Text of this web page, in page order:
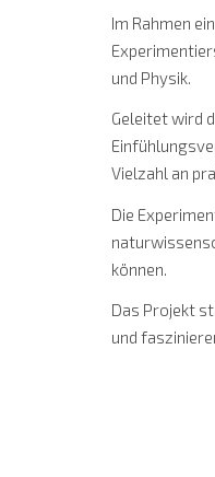
Im Rahmen
und Physik.
Geleitet wird
Vielzahl an
Die
können.
Das Projekt
und